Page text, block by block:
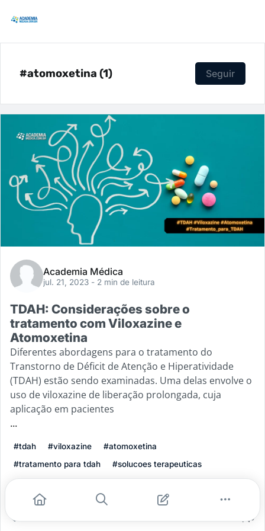
#atomoxetina (1) Seguir
Academia Médica
jul. 21, 2023 - 2 min de leitura
TDAH: Considerações sobre o
tratamento com Viloxazine e
Atomoxetina
Diferentes abordagens para o tratamento do
Transtorno de Déficit de Atenção e Hiperatividade
(TDAH) estão sendo examinadas. Uma delas envolve o
uso de viloxazine de liberação prolongada, cuja
aplicação em pacientes
...
#tdah #viloxazine
#atomoxetina
#tratamento para tdah
#solucoes terapeuticas
Leia mais
0